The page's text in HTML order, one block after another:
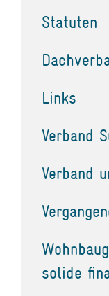
Statuten
Links
Verband
Verband
solide